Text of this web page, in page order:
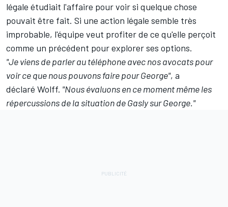
légale étudiait l'affaire pour voir si quelque chose
pouvait être fait. Si une action légale semble très
improbable, l'équipe veut profiter de ce qu'elle perçoit
comme un précédent pour explorer ses options.
"Je viens de parler au téléphone avec nos avocats pour
voir ce que nous pouvons faire pour George", a
déclaré Wolff. "Nous évaluons en ce moment même les
répercussions de la situation de Gasly sur George."